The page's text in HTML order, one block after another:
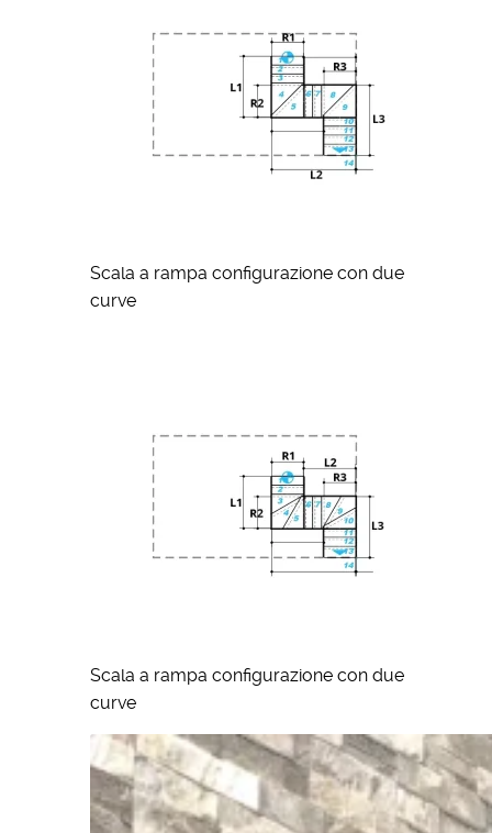
Scala a rampa configurazione con due
curve
Scala a rampa configurazione con due
curve